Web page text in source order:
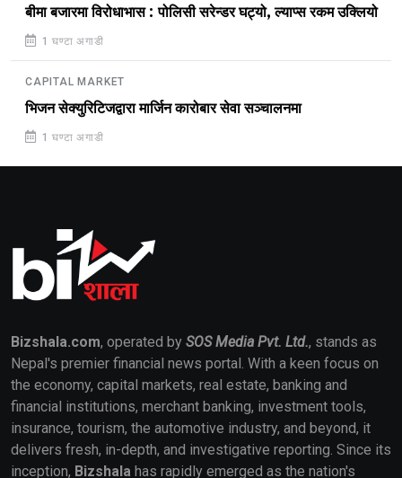
बीमा बजारमा विरोधाभास : पोलिसी सरेन्डर घट्यो, ल्याप्स रकम उक्लियो
1 घण्टा अगाडी
CAPITAL MARKET
भिजन सेक्युरिटिजद्वारा मार्जिन कारोबार सेवा सञ्चालनमा
1 घण्टा अगाडी
Bizshala.com, operated by SOS Media Pvt. Ltd., stands as
Nepal's premier financial news portal. With a keen focus on
the economy, capital markets, real estate, banking and
financial institutions, merchant banking, investment tools,
insurance, tourism, the automotive industry, and beyond, it
delivers fresh, in-depth, and investigative reporting. Since its
inception, Bizshala has rapidly emerged as the nation's